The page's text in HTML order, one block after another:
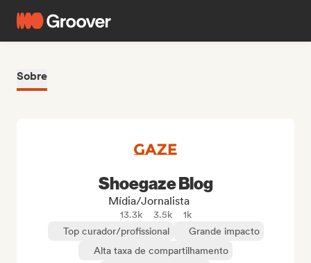
Sobre
Shoegaze Blog
Mídia/Jornalista
13.3k 3.5k
1k
Top curador/profissional
Grande impacto
Alta taxa de compartilhamento